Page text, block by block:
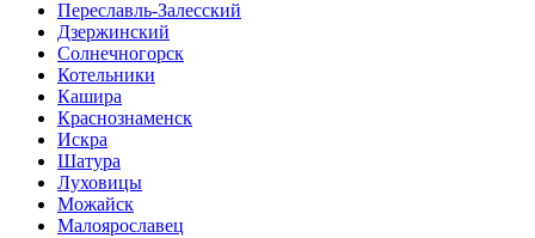
Переславль-Залесский
Дзержинский
Солнечногорск
Котельники
Кашира
Краснознаменск
Искра
Шатура
Луховицы
Можайск
Малоярославец